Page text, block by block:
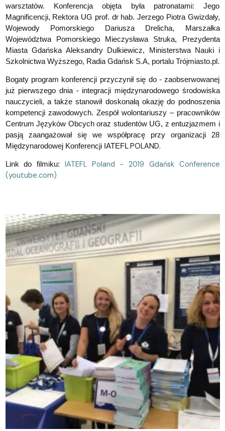
warsztatów. Konferencja objęta była patronatami: Jego
Magnificencji, Rektora UG prof. dr hab. Jerzego Piotra Gwizdały,
Wojewody Pomorskiego Dariusza Drelicha, Marszałka
Województwa Pomorskiego Mieczysława Struka, Prezydenta
Miasta Gdańska Aleksandry Dulkiewicz, Ministerstwa Nauki i
Szkolnictwa Wyższego, Radia Gdańsk S.A, portalu Trójmiasto.pl.
Bogaty program konferencji przyczynił się do - zaobserwowanej
już pierwszego dnia - integracji międzynarodowego środowiska
nauczycieli, a także stanowił doskonałą okazję do podnoszenia
kompetencji zawodowych. Zespół wolontariuszy – pracowników
Centrum Języków Obcych oraz studentów UG, z entuzjazmem i
pasją zaangażował się we współpracę przy organizacji 28
Międzynarodowej Konferencji IATEFLPOLAND.
Link do filmiku: IATEFL Poland - 2019 Gdańsk Conference
(youtube.com)